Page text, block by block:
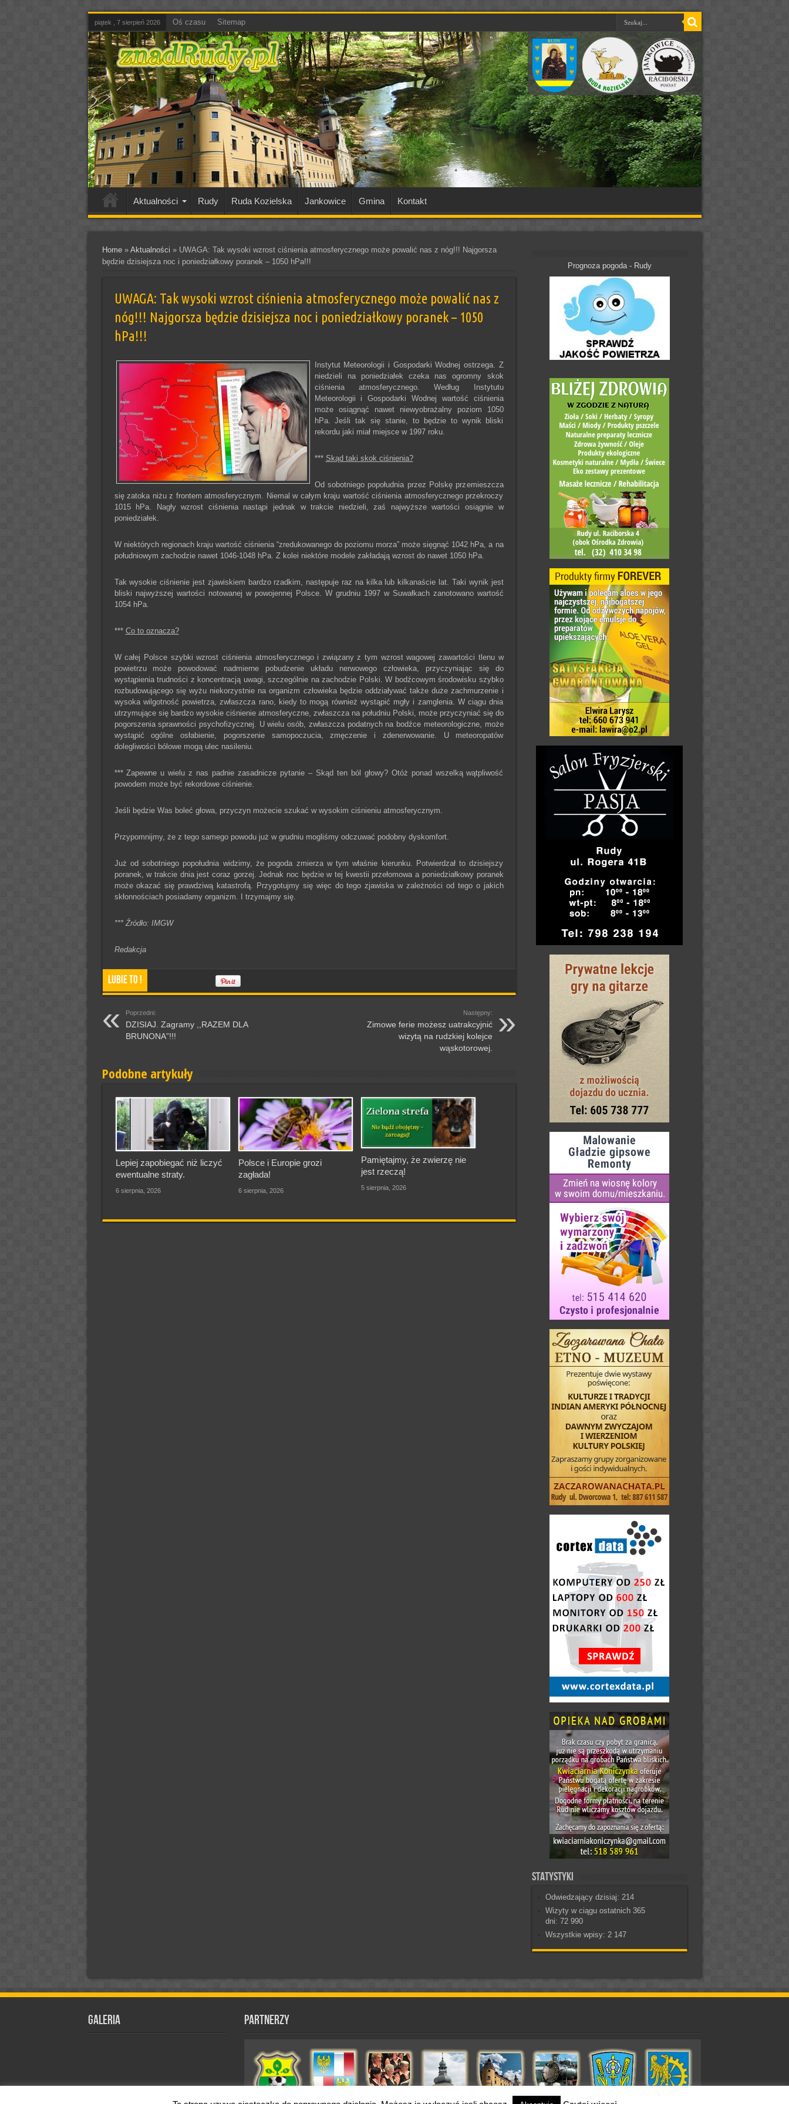
piątek , 7 sierpień 2026 Oś czasu Sitemap
Aktualności Rudy Ruda Kozielska Jankowice Gmina Kontakt
Home» Aktualności » UWAGA: Tak wysoki wzrost ciśnienia atmosferycznego może powalić nas z nóg!!! Najgorsza
będzie dzisiejsza noc i poniedziałkowy poranek – 1050 hPa!!!
UWAGA: Tak wysoki wzrost ciśnienia atmosferycznego może powalić nas z
nóg!!! Najgorsza będzie dzisiejsza noc i poniedziałkowy poranek – 1050
hPa!!!
Instytut Meteorologii i Gospodarki Wodnej ostrzega. Z
niedzieli na poniedziałek czeka nas ogromny skok
ciśnienia atmosferycznego. Według Instytutu
Meteorologii i Gospodarki Wodnej wartość ciśnienia
może osiągnąć nawet niewyobrażalny poziom 1050
hPa. Jeśli tak się stanie, to będzie to wynik bliski
rekordu jaki miał miejsce w 1997 roku.
*** Skąd taki skok ciśnienia?
Od sobotniego popołudnia przez Polskę przemieszcza
się zatoka niżu z frontem atmosferycznym. Niemal w całym kraju wartość ciśnienia atmosferycznego przekroczy
1015 hPa. Nagły wzrost ciśnienia nastąpi jednak w trakcie niedzieli, zaś najwyższe wartości osiągnie w
poniedziałek.
W niektórych regionach kraju wartość ciśnienia “zredukowanego do poziomu morza” może sięgnąć 1042 hPa, a na
południowym zachodzie nawet 1046-1048 hPa. Z kolei niektóre modele zakładają wzrost do nawet 1050 hPa.
Tak wysokie ciśnienie jest zjawiskiem bardzo rzadkim, następuje raz na kilka lub kilkanaście lat. Taki wynik jest
bliski najwyższej wartości notowanej w powojennej Polsce. W grudniu 1997 w Suwałkach zanotowano wartość
1054 hPa.
*** Co to oznacza?
W całej Polsce szybki wzrost ciśnienia atmosferycznego i związany z tym wzrost wagowej zawartości tlenu w
powietrzu może powodować nadmierne pobudzenie układu nerwowego człowieka, przyczyniając się do
wystąpienia trudności z koncentracją uwagi, szczególnie na zachodzie Polski. W bodźcowym środowisku szybko
rozbudowującego się wyżu niekorzystnie na organizm człowieka będzie oddziaływać także duże zachmurzenie i
wysoka wilgotność powietrza, zwłaszcza rano, kiedy to mogą również wystąpić mgły i zamglenia. W ciągu dnia
utrzymujące się bardzo wysokie ciśnienie atmosferyczne, zwłaszcza na południu Polski, może przyczyniać się do
pogorszenia sprawności psychofizycznej. U wielu osób, zwłaszcza podatnych na bodźce meteorologiczne, może
wystąpić ogólne osłabienie, pogorszenie samopoczucia, zmęczenie i zdenerwowanie. U meteoropatów
dolegliwości bólowe mogą ulec nasileniu.
*** Zapewne u wielu z nas padnie zasadnicze pytanie – Skąd ten ból głowy? Otóż ponad wszelką wątpliwość
powodem może być rekordowe ciśnienie.
Jeśli będzie Was boleć głowa, przyczyn możecie szukać w wysokim ciśnieniu atmosferycznym.
Przypomnijmy, że z tego samego powodu już w grudniu mogliśmy odczuwać podobny dyskomfort.
Już od sobotniego popołudnia widzimy, że pogoda zmierza w tym właśnie kierunku. Potwierdzał to dzisiejszy
poranek, w trakcie dnia jest coraz gorzej. Jednak noc będzie w tej kwestii przełomowa a poniedziałkowy poranek
może okazać się prawdziwą katastrofą. Przygotujmy się więc do tego zjawiska w zależności od tego o jakich
skłonnościach posiadamy organizm. I trzymajmy się.
*** Źródło: IMGW
Redakcja
Lubie To !
Poprzedni:
DZISIAJ. Zagramy ,,RAZEM DLA
BRUNONA”!!!
Następny:
Zimowe ferie możesz uatrakcyjnić
wizytą na rudzkiej kolejce
wąskotorowej.
Podobne artykuły
Lepiej zapobiegać niż liczyć
ewentualne straty.
6 sierpnia, 2026
Polsce i Europie grozi
zagłada!
6 sierpnia, 2026
Pamiętajmy, że zwierzę nie
jest rzeczą!
5 sierpnia, 2026
Prognoza pogoda - Rudy
Statystyki
Odwiedzający dzisiaj: 214
Wizyty w ciągu ostatnich 365
dni: 72 990
Wszystkie wpisy: 2 147
Galeria Partnerzy